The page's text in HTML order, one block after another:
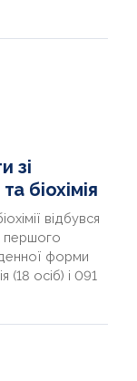
зі
біохімія
відбувся
першого
форми
(18 осіб) і 091